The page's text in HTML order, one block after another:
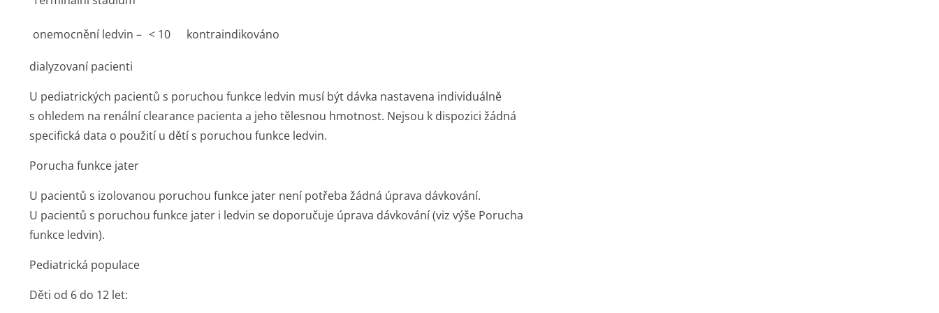
onemocnění ledvin – < 10 kontraindikováno
dialyzovaní pacienti
U pediatrických pacientů s poruchou funkce ledvin musí být dávka nastavena individuálně
s ohledem na renální clearance pacienta a jeho tělesnou hmotnost. Nejsou k dispozici žádná
specifická data o použití u dětí s poruchou funkce ledvin.
Porucha funkce jater
U pacientů s izolovanou poruchou funkce jater není potřeba žádná úprava dávkování.
U pacientů s poruchou funkce jater i ledvin se doporučuje úprava dávkování (viz výše Porucha
funkce ledvin).
Pediatrická populace
Děti od 6 do 12 let: